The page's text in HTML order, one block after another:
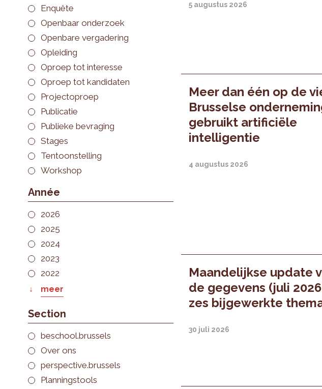
Enquête
Openbaar onderzoek
Openbare vergadering
Opleiding
Oproep tot interesse
Oproep tot kandidaten
Projectoproep
Publicatie
Publieke bevraging
Stages
Tentoonstelling
Workshop
Année
2026
2025
2024
2023
2022
meer
Section
beschool.brussels
Over ons
perspective.brussels
Planningstools
5 augustus 2026
Meer dan één op de
Brusselse
gebruikt artificiële
intelligentie
4 augustus 2026
Maandelijkse update
de gegevens (juli
zes bijgewerkte
30 juli 2026